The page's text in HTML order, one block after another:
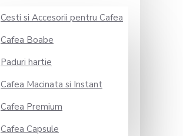
Cesti si Accesorii pentru Cafea
Cafea Boabe
Paduri hartie
Cafea Macinata si Instant
Cafea Premium
Cafea Capsule